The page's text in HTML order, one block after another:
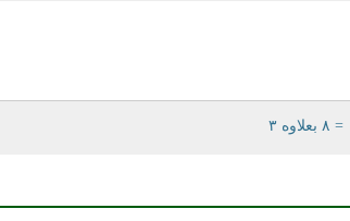
= ۸ بعلاوه ۳